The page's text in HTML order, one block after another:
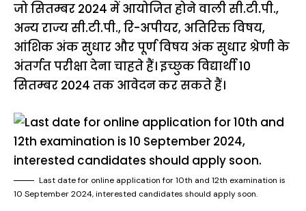
जो सितम्बर 2024 में आयोजित होने वाली सी.टी.पी.,
अन्य राज्य सी.टी.पी., रि-अपीयर, अतिरिक्त विषय,
आंशिक अंक सुधार और पूर्ण विषय अंक सुधार श्रेणी के
अंतर्गत परीक्षा देना चाहते हैं। इच्छुक विद्यार्थी 10
सितम्बर 2024 तक आवेदन कर सकते हैं।
Last date for online application for 10th and 12th examination is
10 September 2024, interested candidates should apply soon.